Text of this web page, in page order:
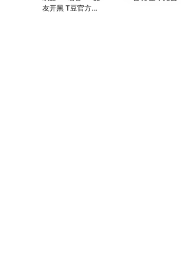
友开黑 T豆官方直